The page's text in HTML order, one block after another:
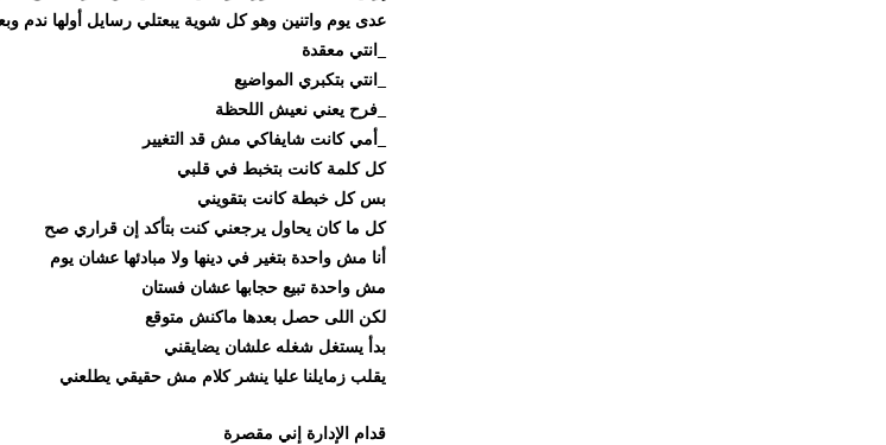
عدى يوم واتنين وهو كل شوية يبعتلي رسايل أولها ندم
_انتي معقدة
_انتي بتكبري المواضيع
_فرح يعني نعيش اللحظة
_أمي كانت شايفاكي مش قد التغيير
كل كلمة كانت بتخبط في قلبي
بس كل خبطة كانت بتقويني
كل ما كان يحاول يرجعني كنت بتأكد إن قراري صح
أنا مش واحدة بتغير في دينها ولا مبادئها عشان يوم
مش واحدة تبيع حجابها عشان فستان
لكن اللى حصل بعدها ماكنش متوقع
بدأ يستغل شغله علشان يضايقني
يقلب زمايلنا عليا ينشر كلام مش حقيقي يطلعني
قدام الإدارة إني مقصرة